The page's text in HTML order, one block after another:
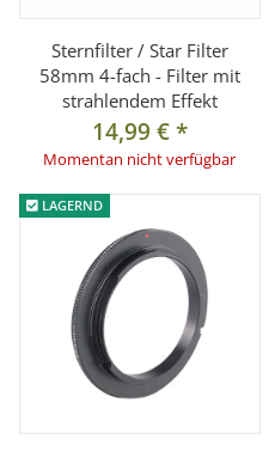
Sternfilter / Star Filter
58mm 4-fach - Filter mit
strahlendem Effekt
14,99 €*
Momentan nicht verfügbar
LAGERND